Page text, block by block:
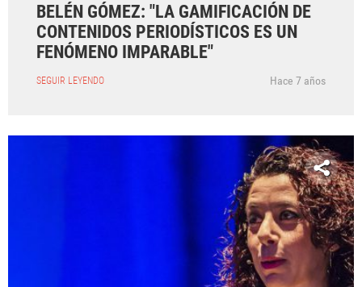
BELÉN GÓMEZ: "LA GAMIFICACIÓN DE
CONTENIDOS PERIODÍSTICOS ES UN
FENÓMENO IMPARABLE"
SEGUIR LEYENDO Hace 7 años